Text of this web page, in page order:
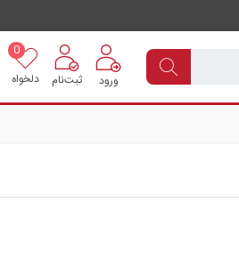
ورود ثبت‌نام دلخواه
0